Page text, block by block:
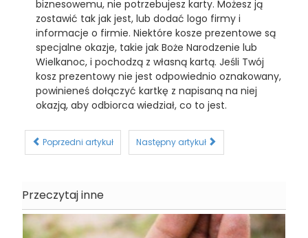
biznesowemu, nie potrzebujesz karty. Możesz ją
zostawić tak jak jest, lub dodać logo firmy i
informacje o firmie. Niektóre kosze prezentowe są
specjalne okazje, takie jak Boże Narodzenie lub
Wielkanoc, i pochodzą z własną kartą. Jeśli Twój
kosz prezentowy nie jest odpowiednio oznakowany,
powinieneś dołączyć kartkę z napisaną na niej
okazją, aby odbiorca wiedział, co to jest.
Poprzedni artykuł Następny artykuł
Przeczytaj inne